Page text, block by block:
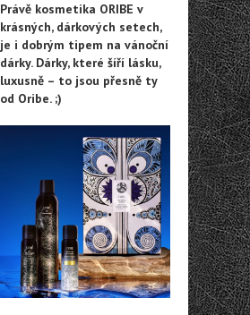
Právě kosmetika ORIBE v
krásných, dárkových setech,
je i dobrým tipem na vánoční
dárky. Dárky, které šíří lásku,
luxusně – to jsou přesně ty
od Oribe. ;)